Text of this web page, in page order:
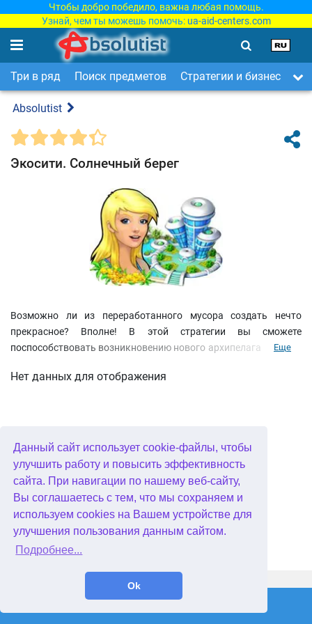
Данный сайт использует cookie-файлы, чтобы
улучшить работу и повысить эффективность
сайта. При навигации по нашему веб-сайту,
Вы соглашаетесь с тем, что мы сохраняем и
используем cookies на Вашем устройстве для
улучшения пользования данным сайтом.
Подробнее...
Ok
Чтобы добро победило, важна любая помощь.
Узнай, чем ты можешь помочь: ua-aid-centers.com
Три в ряд Поиск предметов Стратегии и бизнес
Absolutist
Экосити. Солнечный берег
Возможно ли из переработанного мусора создать нечто
прекрасное? Вполне! В этой стратегии вы сможете
поспособствовать возникновению нового архипелага на карте
обустраивайте зеленые зоны и закладывайте прогулочные
делятся на 4 типа: жилые дома, коммерческие здания,
сооружения, предназначенные для защиты окружающей
среди и производства электроэнергии. Изберите свою
стратегию развития и выбирайте соответствующие улучшения,
руководствуясь потребностями жителей Экосити. Проявите
инженерные способности и сделайте все возможное, чтобы
превратить загрязненные острова в рай для туристов в этой
увлекательной игре в жанре бизнес.
Еще
Нет данных для отображения
WellGames.com